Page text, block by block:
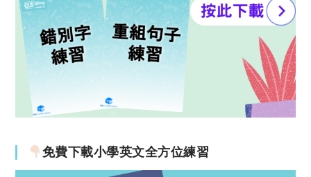
免費下載小學英文全方位練習